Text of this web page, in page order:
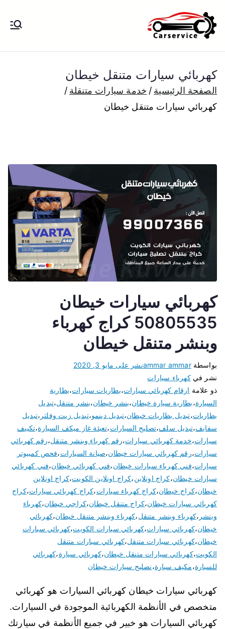
إلى
المحتوى
الكويت
بنشر متنقل الكويت كهرباء وبنشر تبديل
بارخص الاسعار
كهربائي سيارات متنقل خيطان
الصفحة الرئيسية
خدمة سيارات متنقلة
كهربائي سيارات متنقل خيطان
كهربائي سيارات خيطان
50805535 كراج كهرباء
وبنشر متنقل خيطان
بواسطةammar ammarنشر على مايو 3, 2020
نشر فيكهرباء سيارات
ذو علامة ارقام كهربائي سيارات،بطاريات سيارات،بطارية
السيارة،بطارية سيارة خيطان،بنشر خيطان،بنشر متنقل،تبديل
بطاريات،تبديل بطاريات خيطان،تبديل دينمو،تبديل زيت وفلتر ،تبديل
سفايف،تبديل سلف،تصليح السيارات،تعبئة غاز ميكف السيارة،تكييف
سيارات،خدمة كهربائي سيارات،رقم كهرباء وبنشر متنقل،رقم كهربائي
سيارات،رقم كهربائي سيارات خيطان،صيانة السيارات،فحص كمبيوتر
سيارات،فني كهرباء سيارات خيطان،فني كهربائي خيطان،فني كهربائي
سيارات خيطان،كراج اونلاين،كراج اونلاين الكويت،كراج اونلاين
خيطان،كراج خيطان،كراج كهرباء سيارات،كراج كهربائي سيارات،كراج
كهربائي سيارات خيطان،كراج متنقل خيطان،كراجي خيطان،كهرباء
وبنشر ،كهرباء وبنشر متنقل،كهرباء وبنشر متنقل خيطان،كهربائي
خيطان،كهربائي سيارات،كهربائي سيارات الكويت،كهربائي سيارات
خيطان،كهربائي سيارات متنقل،كهربائي سيارات متنقل
الكويت،كهربائي سيارات متنقل خيطان،كهربائي سيارة،كهربائي
للسيارة،مكيف سيارة،نصليح سيارات خيطان
كهربائي سيارات خيطان كهربائي السيارات هو كهربائي
متخصص في الأنظمة الكهربائية الموجودة في السيارات.
كهربائي السيارات هو خبير في جميع الأنظمة في سيارتك